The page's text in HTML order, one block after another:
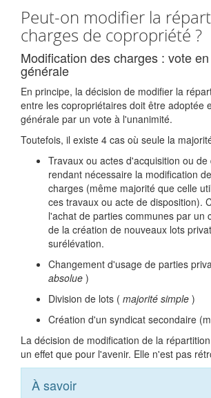
Peut-on modifier la
charges de copropriété ?
Modification des charges : vote
générale
En principe, la décision de modifier la
entre les copropriétaires doit être adoptée
générale par un vote à l'unanimité.
Toutefois, il existe 4 cas où seule la
Travaux ou actes d'acquisition ou de
rendant nécessaire la modification
charges (même majorité que celle
ces travaux ou acte de disposition).
l'achat de parties communes par un
de la création de nouveaux lots
surélévation.
Changement d'usage de parties
absolue )
Division de lots ( majorité simple )
Création d'un syndicat secondaire
La décision de modification de la
un effet que pour l'avenir. Elle n'est pas
À savoir